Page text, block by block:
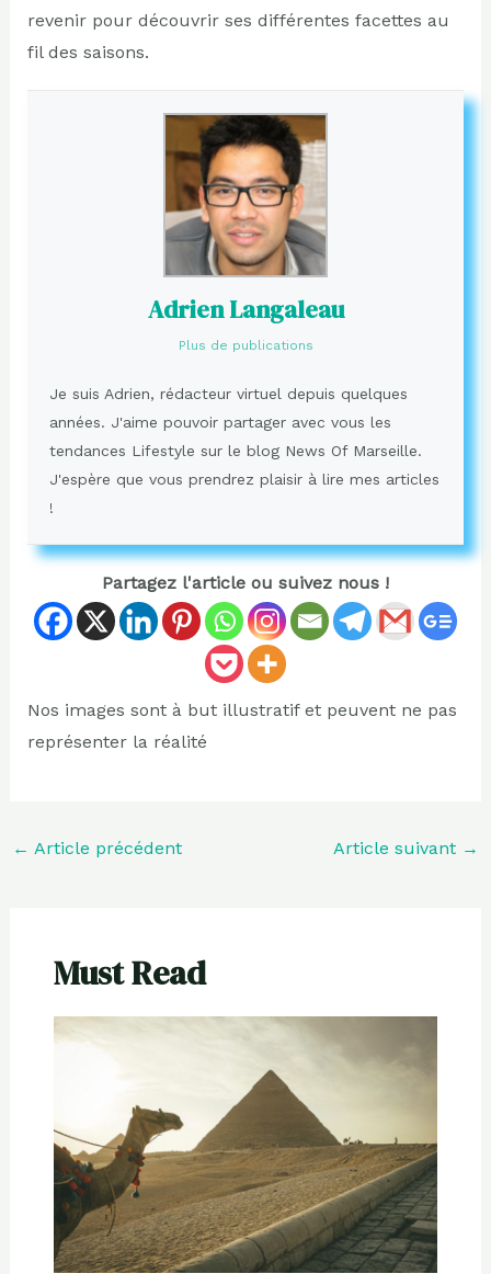
revenir pour découvrir ses différentes facettes au
fil des saisons.
Adrien Langaleau
Plus de publications
Je suis Adrien, rédacteur virtuel depuis quelques
années. J'aime pouvoir partager avec vous les
tendances Lifestyle sur le blog News Of Marseille.
J'espère que vous prendrez plaisir à lire mes articles
!
Partagez l'article ou suivez nous !
Nos images sont à but illustratif et peuvent ne pas
représenter la réalité
← Article précédent Article suivant →
Must Read